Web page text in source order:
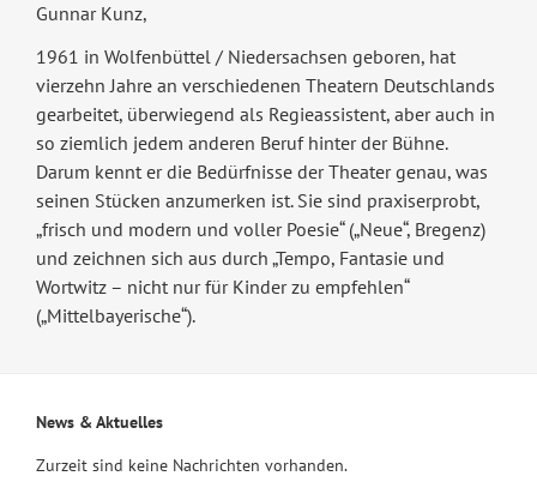
Gunnar Kunz,
1961 in Wolfenbüttel / Niedersachsen geboren, hat
vierzehn Jahre an verschiedenen Theatern Deutschlands
gearbeitet, überwiegend als Regieassistent, aber auch in
so ziemlich jedem anderen Beruf hinter der Bühne.
Darum kennt er die Bedürfnisse der Theater genau, was
seinen Stücken anzumerken ist. Sie sind praxiserprobt,
„frisch und modern und voller Poesie“ („Neue“, Bregenz)
und zeichnen sich aus durch „Tempo, Fantasie und
Wortwitz – nicht nur für Kinder zu empfehlen“
(„Mittelbayerische“).
News & Aktuelles
Zurzeit sind keine Nachrichten vorhanden.